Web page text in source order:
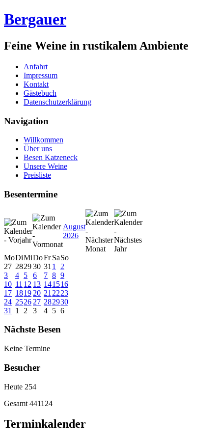
Bergauer
Feine Weine in rustikalem Ambiente
Anfahrt
Impressum
Kontakt
Gästebuch
Datenschutzerklärung
Navigation
Willkommen
Über uns
Besen Katzeneck
Unsere Weine
Preisliste
Besentermine
August
2026
MoDiMiDoFr SaSo
27 282930 31 1
2
3
4 5 6 7 8 9
10 11 12 13 141516
17 1819 20 21 2223
24 2526 27 282930
31
1 2 3 4 5 6
Nächste Besen
Keine Termine
Besucher
Heute 254
Gesamt 441124
Terminkalender